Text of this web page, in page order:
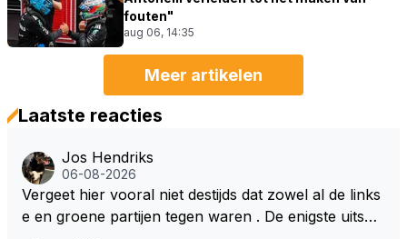
fouten"
aug 06, 14:35
Meer artikelen
Laatste reacties
Jos Hendriks
06-08-2026
Vergeet hier vooral niet destijds dat zowel al de links
e en groene partijen tegen waren . De enigste uitspr